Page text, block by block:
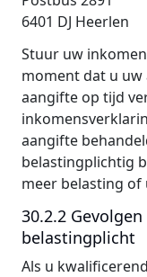
6401 DJ Heerlen
Stuur uw
moment dat u
aangifte op tijd
aangifte
belastingplichtig
meer belasting
30.2.2
belastingplicht
Als u